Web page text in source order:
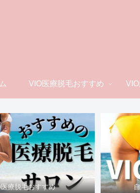
VIO医療脱毛おすすめ
療脱毛おすすめ